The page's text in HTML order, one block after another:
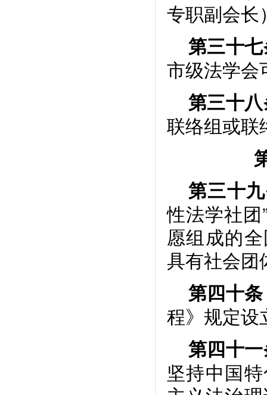
专职副会长
第三十
市级法学会
第三十
联络组或联
第三十
性法学社
愿组成的
具有社会团
第四十条
程》规定设
第四十
坚持中国